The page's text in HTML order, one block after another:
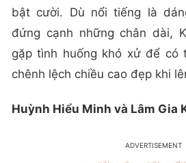
bật cười. Dù nổi tiếng là
đứng cạnh những chân dài,
gặp tình huống khó xử để
chênh lệch chiều cao đẹp khi
Huỳnh Hiểu Minh và Lâm Gia